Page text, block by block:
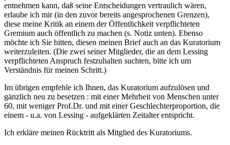
entnehmen kann, daß seine Entscheidungen vertraulich wären,
erlaube ich mir (in den zuvor bereits angesprochenen Grenzen),
diese meine Kritik an einem der Öffentlichkeit verpflichteten
Gremium auch öffentlich zu machen (s. Notiz unten). Ebenso
möchte ich Sie bitten, diesen meinen Brief auch an das Kuratorium
weiterzuleiten. (Die zwei seiner Mitglieder, die an dem Lessing
verpflichteten Anspruch festzuhalten suchten, bitte ich um
Verständnis für meinen Schritt.)
Im übrigen empfehle ich Ihnen, das Kuratorium aufzulösen und
gänzlich neu zu besetzen : mit einer Mehrheit von Menschen unter
60, mit weniger Prof.Dr. und mit einer Geschlechterproportion, die
einem - u.a. von Lessing - aufgeklärten Zeitalter entspricht.
Ich erkläre meinen Rücktritt als Mitglied des Kuratoriums.